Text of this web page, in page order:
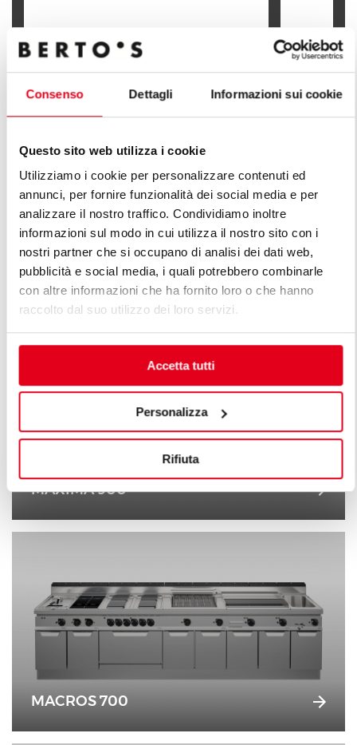
Consenso Dettagli Informazioni sui cookie
Questo sito web utilizza i cookie
Utilizziamo i cookie per personalizzare contenuti ed
annunci, per fornire funzionalità dei social media e per
analizzare il nostro traffico. Condividiamo inoltre
informazioni sul modo in cui utilizza il nostro sito con i
nostri partner che si occupano di analisi dei dati web,
pubblicità e social media, i quali potrebbero combinarle
con altre informazioni che ha fornito loro o che hanno
raccolto dal suo utilizzo dei loro servizi.
Accetta tutti
Personalizza
Rifiuta
FRIGGITRICE ELETTRICA 10 L TOP
VANO
SCOPRI TUTTE LE LINEE DI LINEA
PLUS
Un'infinita serie di soluzione per rispondere alle
esigenze del mercato. Cucine versatili con diverse
caratteristiche di capacità produttiva.
MAXIMA 900
MACROS 700